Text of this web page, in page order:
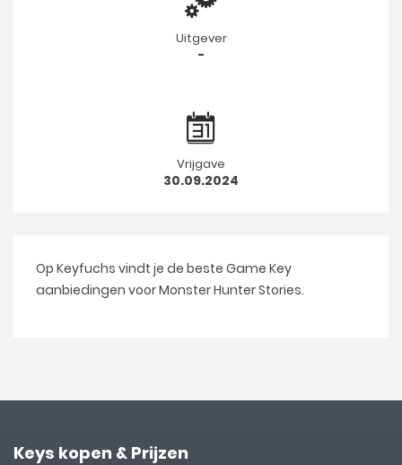
Uitgever
-
Vrijgave
30.09.2024
Op Keyfuchs vindt je de beste Game Key
aanbiedingen voor Monster Hunter Stories.
Keys kopen & Prijzen